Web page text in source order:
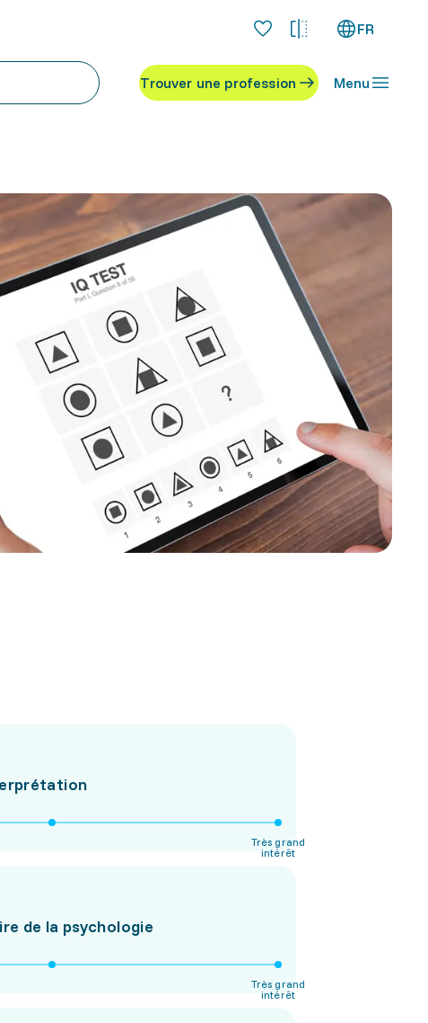
FR
Trouver une profession Menu
Très grand
intérêt
de la psychologie
Très grand
intérêt